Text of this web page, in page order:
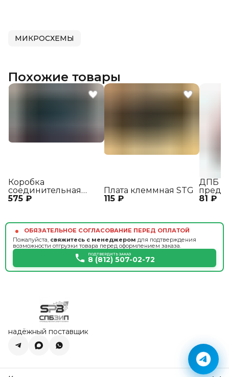
МИКРОСХЕМЫ
Похожие товары
575 ₽
Коробка
соединительная
КС3-2
115 ₽
Плата клеммная STG
81 ₽
ДПБ
ОБЯЗАТЕЛЬНОЕ СОГЛАСОВАНИЕ ПЕРЕД ОПЛАТОЙ
Пожалуйста, свяжитесь с менеджером для подтверждения
возможности отгрузки товара перед оформлением заказа.
ПОДТВЕРДИТЬ ЗАКАЗ
8 (812) 507-02-72
надёжный поставщик